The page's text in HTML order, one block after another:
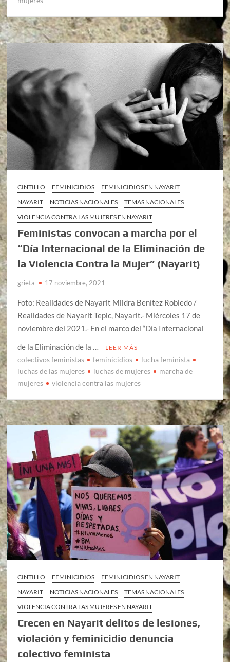
CINTILLO FEMINICIDIOS
FEMINICIDIOS EN NAYARIT
NAYARIT
NOTICIAS NACIONALES
TEMAS NACIONALES
VIOLENCIA CONTRA LAS MUJERES EN NAYARIT
Feministas convocan a marcha por el
“Día Internacional de la Eliminación de
la Violencia Contra la Mujer” (Nayarit)
grieta 17 noviembre, 2021
Foto: Realidades de Nayarit Mildra Benítez Robledo /
Realidades de Nayarit Tepic, Nayarit.- Miércoles 17 de
noviembre del 2021.- En el marco del “Día Internacional
de la Eliminación de la …
LEER MÁS
colectivos feministas feminicidios
lucha feminista
luchas de las mujeres
luchas de mujeres
marcha de
mujeres
violencia contra las mujeres
CINTILLO FEMINICIDIOS
FEMINICIDIOS EN NAYARIT
NAYARIT
NOTICIAS NACIONALES
TEMAS NACIONALES
VIOLENCIA CONTRA LAS MUJERES EN NAYARIT
Crecen en Nayarit delitos de lesiones,
violación y feminicidio denuncia
colectivo feminista